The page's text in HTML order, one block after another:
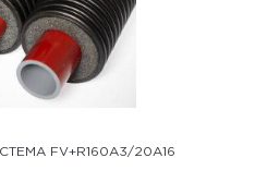
FV+R160A3/20A16